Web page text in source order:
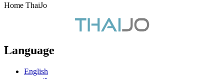
Home ThaiJo
Language
English